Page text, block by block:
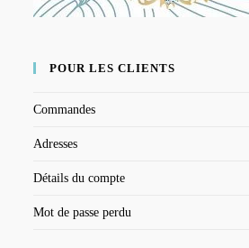
POUR LES CLIENTS
Commandes
Adresses
Détails du compte
Mot de passe perdu